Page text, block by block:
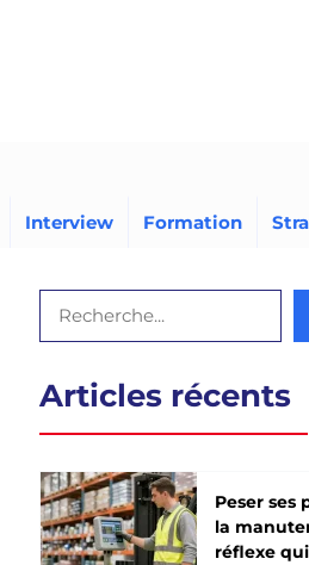
Interview Formation
Articles récents
Peser ses
la
réflexe